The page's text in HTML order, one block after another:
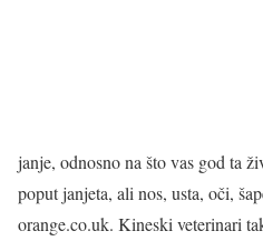
janje, odnosno na što vas god ta
poput janjeta, ali nos, usta, oči,
orange.co.uk. Kineski veterinari